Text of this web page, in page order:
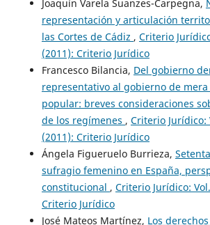
Joaquín Varela Suanzes-Carpegna,
representación y articulación
las Cortes de Cádiz , Criterio
(2011): Criterio Jurídico
Francesco Bilancia, Del gobierno
representativo al gobierno de
popular: breves consideraciones
de los regímenes , Criterio Jurídico:
(2011): Criterio Jurídico
Ángela Figueruelo Burrieza,
sufragio femenino en España,
constitucional , Criterio Jurídico:
Criterio Jurídico
José Mateos Martínez, Los